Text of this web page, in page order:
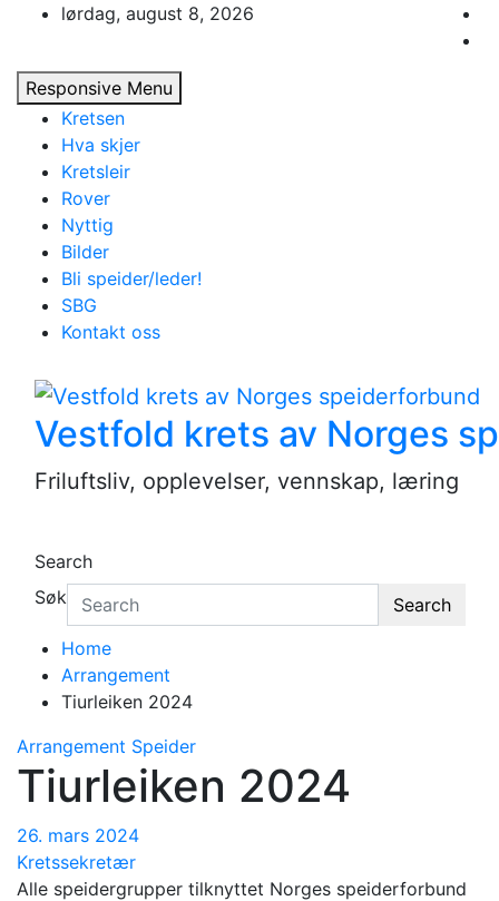
content
lørdag, august 8, 2026
Responsive Menu
Kretsen
Hva skjer
Kretsleir
Rover
Nyttig
Bilder
Bli speider/leder!
SBG
Kontakt oss
Vestfold krets av Norges
Friluftsliv, opplevelser, vennskap, læring
Search
Søk
Search
Home
Arrangement
Tiurleiken 2024
Arrangement Speider
Tiurleiken 2024
26. mars 2024
Kretssekretær
Alle speidergrupper tilknyttet Norges speiderforbund